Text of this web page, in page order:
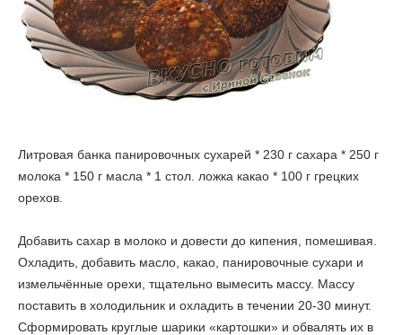
Литровая банка панировочных сухарей * 230 г сахара * 250 г
молока * 150 г масла * 1 стол. ложка какао * 100 г грецких
орехов.
Добавить сахар в молоко и довести до кипения, помешивая.
Охладить, добавить масло, какао, панировочные сухари и
измельчённые орехи, тщательно вымесить массу. Массу
поставить в холодильник и охладить в течении 20-30 минут.
Сформировать круглые шарики «картошки» и обвалять их в